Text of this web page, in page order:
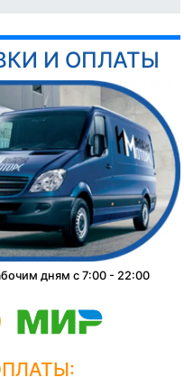
И ОПЛАТЫ
дням с 7:00 - 22:00